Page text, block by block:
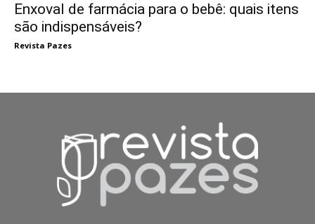
Enxoval de farmácia para o bebê: quais itens
são indispensáveis?
Revista Pazes